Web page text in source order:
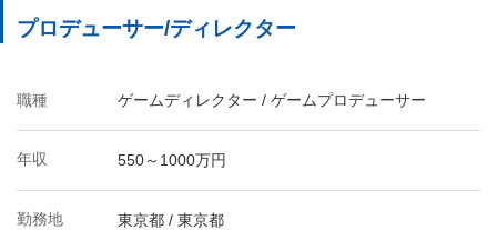
プロデューサー/ディレクター
職種 ゲームディレクター / ゲームプロデューサー
年収 550～1000万円
勤務地 東京都 / 東京都